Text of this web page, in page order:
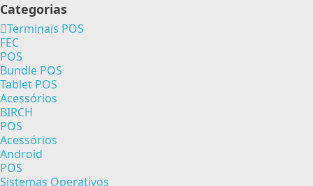
Categorias
Terminais POS
FEC
POS
Bundle POS
Tablet POS
Acessórios
BIRCH
POS
Acessórios
Android
POS
Sistemas Operativos